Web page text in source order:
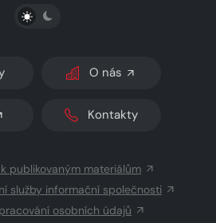
PŘEPNOUT SVĚTLÝ/TMAVÝ REŽIM
O nás
Kontakty
publikovaným materiálům
služby informační společnosti
osobních údajů